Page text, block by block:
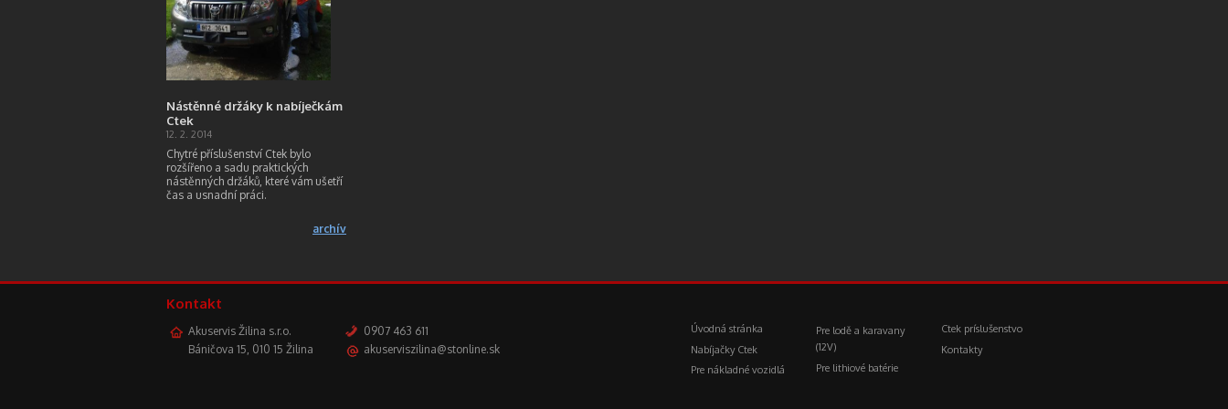
Nástěnné držáky k nabíječkám
Ctek
12. 2. 2014
Chytré příslušenství Ctek bylo
rozšířeno a sadu praktických
nástěnných držáků, které vám ušetří
čas a usnadní práci.
archív
Kontakt
Akuservis Žilina s.r.o.
Báničova 15, 010 15 Žilina
0907 463 611
akuserviszilina@stonline.sk
Úvodná stránka
Nabíjačky Ctek
Pre nákladné vozidlá
Pre lodě a karavany
(12V)
Pre lithiové batérie
Ctek príslušenstvo
Kontakty